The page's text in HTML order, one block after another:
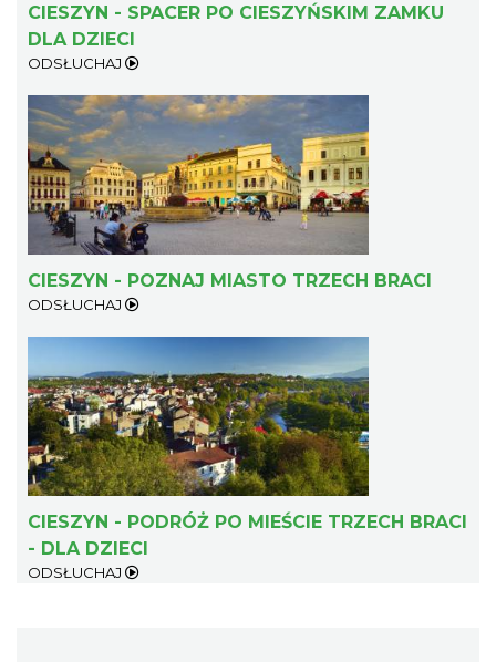
CIESZYN - SPACER PO CIESZYŃSKIM ZAMKU
DLA DZIECI
ODSŁUCHAJ
CIESZYN - POZNAJ MIASTO TRZECH BRACI
ODSŁUCHAJ
CIESZYN - PODRÓŻ PO MIEŚCIE TRZECH BRACI
- DLA DZIECI
ODSŁUCHAJ